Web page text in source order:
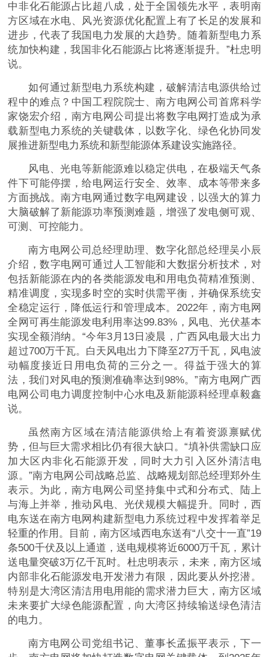
中非化石能源占比超八成，处于全国领先水平，表明南
方区域在水电、风光资源优化配置上有了长足的发展和
进步，代表了我国电力发展的大趋势。随着新型电力系
统加快构建，我国非化石能源占比将逐渐提升。”杜忠明
说。
如何通过新型电力系统构建，破解清洁电源供给过
程中的难点？中国工程院院士、南方电网公司首席科学
家饶宏介绍，南方电网公司提出将数字电网打造成为承
载新型电力系统的关键载体，以数字化、绿色化协同发
展推进新型电力系统和新型能源体系建设实施路径。
风电、光电等新能源难以稳定供电，在极端天气条
件下可能停摆，给电网运行安全、效率、成本等带来多
方面挑战。南方电网通过数字电网建设，以强大的算力
大脑破解了新能源功率预测难题，增强了发电侧可观、
可测、可控能力。
南方电网公司总经理助理、数字化部总经理吴小辰
介绍，数字电网可通过人工智能和大数据分析技术，对
包括新能源在内的各类能源发电和用电负荷精准预测、
精准调度，实现多时空的实时供需平衡，并确保系统安
全稳定运行，降低运行和管理成本。2022年，南方电网
全网可再生能源发电利用率达99.83%，风电、光伏基本
实现全额消纳。“今年3月13日凌晨，广西风电最大出力
超过700万千瓦。白天风电出力下降至27万千瓦，风电波
动幅度接近日用电负荷的三分之一。得益于强大的算
法，我们对风电的预测准确率达到98%。”南方电网广西
电网公司电力调度控制中心水电及新能源科经理卓毅鑫
说。
虽然南方区域在清洁能源供给上有着资源禀赋优
势，但与巨大需求相比仍有很大缺口。“填补供需缺口应
加大区内非化石能源开发，同时大力引入区外清洁电
源。”南方电网公司战略总监、战略规划部总经理郑外生
表示。为此，南方电网公司坚持集中式和分布式、陆上
与海上并举，推动风电、光伏规模大幅提升。同时，西
电东送在南方电网构建新型电力系统过程中发挥着举足
轻重的作用。目前，南方区域西电东送有“八交十一直”19
条500千伏及以上通道，送电规模将近6000万千瓦，累计
送电量突破3万亿千瓦时。杜忠明表示，未来，南方区域
内部非化石能源发电开发潜力有限，因此要从外挖潜。
特别是大湾区清洁用电用能的需求潜力巨大，南方区域
未来要扩大绿色能源配置，向大湾区持续输送绿色清洁
的电力。
南方电网公司党组书记、董事长孟振平表示，下一